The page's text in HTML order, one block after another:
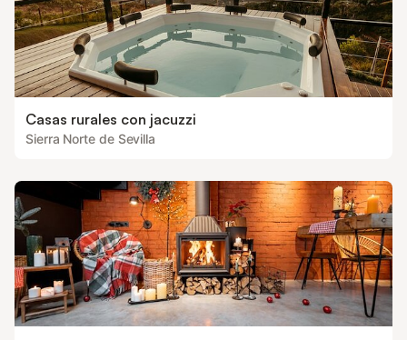
Casas rurales con jacuzzi
Sierra Norte de Sevilla